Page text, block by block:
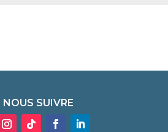
NOUS SUIVRE